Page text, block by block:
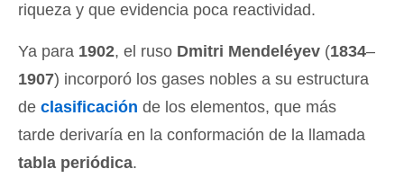
riqueza y que evidencia poca reactividad.
Ya para 1902, el ruso Dmitri Mendeléyev (1834–
1907) incorporó los gases nobles a su estructura
de clasificación de los elementos, que más
tarde derivaría en la conformación de la llamada
tabla periódica.